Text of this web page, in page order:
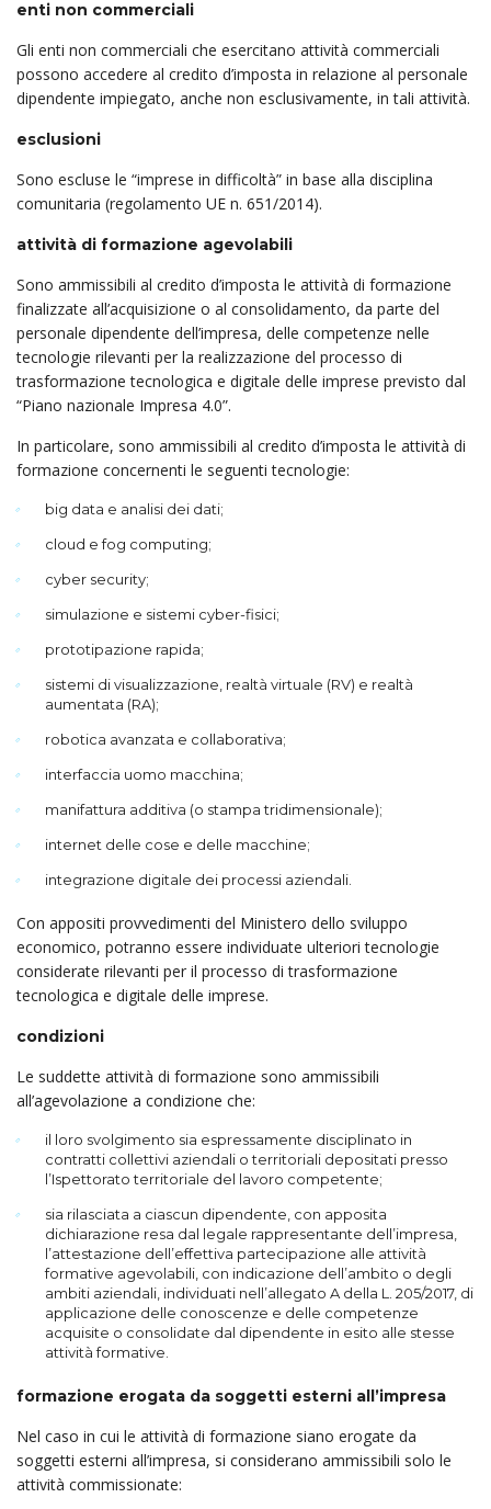
enti non commerciali
Gli enti non commerciali che esercitano attività commerciali
possono accedere al credito d’imposta in relazione al personale
dipendente impiegato, anche non esclusivamente, in tali attività.
esclusioni
Sono escluse le “imprese in difficoltà” in base alla disciplina
comunitaria (regolamento UE n. 651/2014).
attività di formazione agevolabili
Sono ammissibili al credito d’imposta le attività di formazione
finalizzate all’acquisizione o al conso­lidamento, da parte del
personale dipendente dell’impresa, delle competenze nelle
tecnologie rile­van­ti per la realizzazione del processo di
trasformazione tecnologica e digitale delle imprese previsto dal
“Piano nazionale Impresa 4.0”.
In particolare, sono ammissibili al credito d’imposta le attività di
formazione concernenti le seguenti tecnologie:
big data e analisi dei dati;
cloud e fog computing;
cyber security;
simulazione e sistemi cyber-fisici;
prototipazione rapida;
sistemi di visualizzazione, realtà virtuale (RV) e realtà
aumentata (RA);
robotica avanzata e collaborativa;
interfaccia uomo macchina;
manifattura additiva (o stampa tridimensionale);
internet delle cose e delle macchine;
integrazione digitale dei processi aziendali.
Con appositi provvedimenti del Ministero dello sviluppo
economico, potranno essere individuate ul­teriori tecnologie
considerate rilevanti per il processo di trasformazione
tecnologica e digitale delle imprese.
condizioni
Le suddette attività di formazione sono ammissibili
all’agevolazione a condizione che:
il loro svolgimento sia espressamente disciplinato in
contratti collettivi aziendali o territoriali depositati presso
l’Ispettorato territoriale del lavoro competente;
sia rilasciata a ciascun dipendente, con apposita
dichiarazione resa dal legale rappresentante dell’impresa,
l’attestazione dell’effettiva partecipazione alle attività
formative agevolabili, con indicazione dell’ambito o degli
ambiti aziendali, individuati nell’allegato A della L. 205/2017, di
applicazione delle conoscenze e delle competenze
acquisite o consolidate dal dipendente in esito alle stesse
attività formative.
formazione erogata da soggetti esterni all’impresa
Nel caso in cui le attività di formazione siano erogate da
soggetti esterni all’impresa, si considerano ammissibili solo le
attività commissionate: